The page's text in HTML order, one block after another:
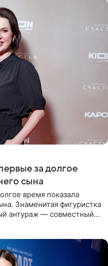
за долгое
сына
время показала
Знаменитая фигуристка
антураж — совместный